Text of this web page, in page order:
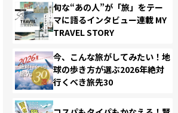
旬な“あの人”が「旅」をテー
マに語るインタビュー連載 MY
TRAVEL STORY
今、こんな旅がしてみたい！地
球の歩き方が選ぶ2026年絶対
行くべき旅先30